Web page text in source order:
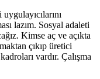
lazım. Sosyal adaleti
Kimse aç ve açıkta
çıkıp üretici
vardır. Çalışma